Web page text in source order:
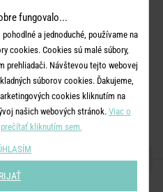
OČÍ:
vyplachujte vodou
šošovky a pokračujte vo
v súlade s miestnymi,
predpismi.
PRIATEĽMI
fungovalo...
a jednoduché, používame na
cookies. Cookies sú malé súbory,
prehliadači. Návštevou tejto webovej
súborov cookies. Ďakujeme,
cookies kliknutím na
našich webových stránok. Viac o
kliknutím sem.